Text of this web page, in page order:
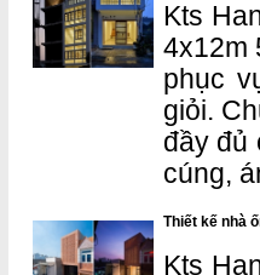
Kts
4x12m
phục
giỏi.
đầy đủ
cúng,
Thiết kế nhà
Kts